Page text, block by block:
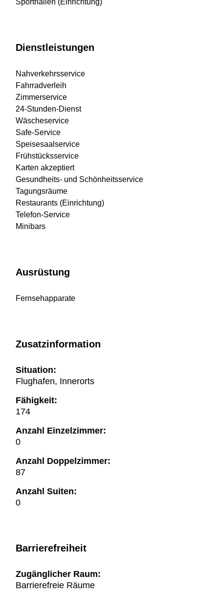
Sporthallen (Einrichtung)
Dienstleistungen
Nahverkehrsservice
Fahrradverleih
Zimmerservice
24-Stunden-Dienst
Wäscheservice
Safe-Service
Speisesaalservice
Frühstücksservice
Karten akzeptiert
Gesundheits- und Schönheitsservice
Tagungsräume
Restaurants (Einrichtung)
Telefon-Service
Minibars
Ausrüstung
Fernsehapparate
Zusatzinformation
Situation:
Flughafen, Innerorts
Fähigkeit:
174
Anzahl Einzelzimmer:
0
Anzahl Doppelzimmer:
87
Anzahl Suiten:
0
Barrierefreiheit
Zugänglicher Raum:
Barrierefreie Räume